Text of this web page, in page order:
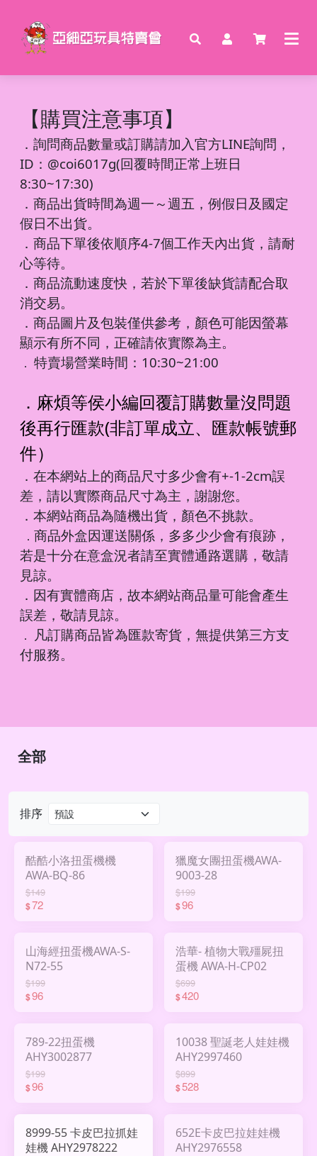
【購買注意事項】
． 詢問商品數量或訂購請加入官方LINE詢問，
ID：@coi6017g(回覆時間正常上班日
8:30~17:30)
．商品出貨時間為週一～週五，例假日及國定
假日不出貨。
．商品下單後依順序4-7個工作天內出貨，請耐
心等待。
．商品流動速度快，若於下單後缺貨請配合取
消交易。
．商品圖片及包裝僅供參考，顏色可能因螢幕
顯示有所不同，正確請依實際為主。
． 特賣場營業時間：10:30~21:00
．麻煩等侯小編回覆訂購數量沒問題
後再行匯款(非訂單成立、匯款帳號郵
件）
．在本網站上的商品尺寸多少會有+-1-2cm誤
差，請以實際商品尺寸為主，謝謝您。
．本網站商品為隨機出貨，顏色不挑款。
． 商品外盒因運送關係，多多少少會有痕跡，
若是十分在意盒況者請至實體通路選購，敬請
見諒。
．因有實體商店，故本網站商品量可能會產生
誤差，敬請見諒。
． 凡訂購商品皆為匯款寄貨，無提供第三方支
付服務。
排序
酷酷小洛扭蛋機機
AWA-BQ-86
$149
$72
獵魔女團扭蛋機AWA-
9003-28
$199
$96
山海經扭蛋機AWA-S-
N72-55
$199
$96
浩華- 植物大戰殭屍扭
蛋機 AWA-H-CP02
$699
$420
789-22扭蛋機
AHY3002877
$199
$96
10038 聖誕老人娃娃機
AHY2997460
$899
$528
8999-55 卡皮巴拉抓娃
娃機 AHY2978222
652E卡皮巴拉娃娃機
AHY2976558
全部